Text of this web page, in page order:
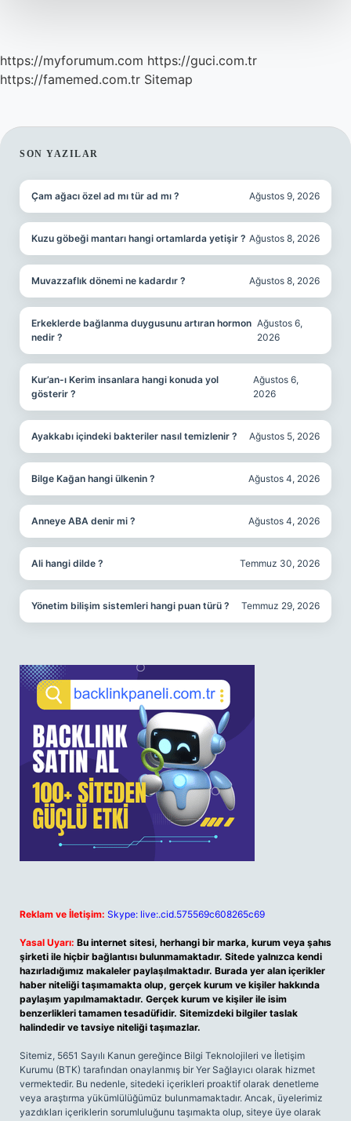
https://myforumum.com https://guci.com.tr
https://famemed.com.tr Sitemap
SIDEBAR
SON YAZILAR
Çam ağacı özel ad mı tür ad mı ? Ağustos 9, 2026
Kuzu göbeği mantarı hangi ortamlarda yetişir ? Ağustos 8, 2026
Muvazzaflık dönemi ne kadardır ? Ağustos 8, 2026
Erkeklerde bağlanma duygusunu artıran hormon
nedir ?
Ağustos 6,
2026
Kur’an-ı Kerim insanlara hangi konuda yol
gösterir ?
Ağustos 6,
2026
Ayakkabı içindeki bakteriler nasıl temizlenir ? Ağustos 5, 2026
Bilge Kağan hangi ülkenin ? Ağustos 4, 2026
Anneye ABA denir mi ? Ağustos 4, 2026
Ali hangi dilde ? Temmuz 30, 2026
Yönetim bilişim sistemleri hangi puan türü ? Temmuz 29, 2026
Reklam ve İletişim: Skype: live:.cid.575569c608265c69
Yasal Uyarı: Bu internet sitesi, herhangi bir marka, kurum veya şahıs
şirketi ile hiçbir bağlantısı bulunmamaktadır. Sitede yalnızca kendi
hazırladığımız makaleler paylaşılmaktadır. Burada yer alan içerikler
haber niteliği taşımamakta olup, gerçek kurum ve kişiler hakkında
paylaşım yapılmamaktadır. Gerçek kurum ve kişiler ile isim
benzerlikleri tamamen tesadüfidir. Sitemizdeki bilgiler taslak
halindedir ve tavsiye niteliği taşımazlar.
Sitemiz, 5651 Sayılı Kanun gereğince Bilgi Teknolojileri ve İletişim
Kurumu (BTK) tarafından onaylanmış bir Yer Sağlayıcı olarak hizmet
vermektedir. Bu nedenle, sitedeki içerikleri proaktif olarak denetleme
veya araştırma yükümlülüğümüz bulunmamaktadır. Ancak, üyelerimiz
yazdıkları içeriklerin sorumluluğunu taşımakta olup, siteye üye olarak